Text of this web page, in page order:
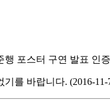
행 포스터 구연 발표 인
를 바랍니다. (2016-11-